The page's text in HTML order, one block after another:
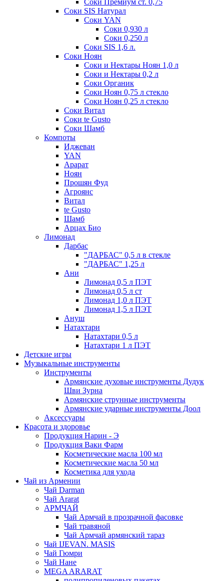
Соки Премиум ст. 0,75
Соки SIS Натурал
Соки YAN
Соки 0,930 л
Соки 0,250 л
Соки SIS 1,6 л.
Соки Ноян
Соки и Нектары Ноян 1,0 л
Соки и Нектары 0,2 л
Соки Органик
Соки Ноян 0,75 л стекло
Соки Ноян 0,25 л стекло
Соки Витал
Соки te Gusto
Соки Шамб
Компоты
Иджеван
YAN
Арарат
Ноян
Прошян Фуд
Агроянс
Витал
te Gusto
Шамб
Арцах Био
Лимонад
Дарбас
"ДАРБАС" 0,5 л в стекле
"ДАРБАС" 1,25 л
Ани
Лимонад 0,5 л ПЭТ
Лимонад 0,5 л ст
Лимонад 1,0 л ПЭТ
Лимонад 1,5 л ПЭТ
Ануш
Натахтари
Натахтари 0,5 л
Натахтари 1 л ПЭТ
Детские игры
Музыкальные инструменты
Инструменты
Армянские духовые инструменты Дудук
Шви Зурна
Армянские струнные инструменты
Армянские ударные инструменты Доол
Аксессуары
Красота и здоровье
Продукция Нарин - Э
Продукция Ваки Фарм
Косметические масла 100 мл
Косметические масла 50 мл
Косметика для ухода
Чай из Армении
Чай Darman
Чай Ararat
АРМЧАЙ
Чай Армчай в прозрачной фасовке
Чай травяной
Чай Армчай армянский тараз
Чай IJEVAN. MASIS
Чай Гюмри
Чай Нане
MEGA ARARAT